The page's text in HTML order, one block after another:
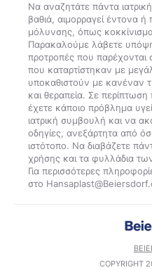
Να αναζητάτε πάντα
βαθιά, αιμορραγεί έντονα ή
μόλυνσης, όπως
Παρακαλούμε λάβετε υπόψη
προτροπές που παρέχονται
που καταρτίστηκαν με
υποκαθιστούν με κανέναν
και θεραπεία. Σε
έχετε κάποιο πρόβλημα
ιατρική συμβουλή και να
οδηγίες, ανεξάρτητα από
ιστότοπο. Να διαβάζετε
χρήσης και τα φυλλάδια
Για περισσότερες
COPYRIGHT